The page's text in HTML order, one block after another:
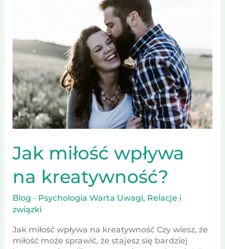
Jak miłość wpływa
na kreatywność?
Blog - Psychologia Warta Uwagi, Relacje i
związki
Jak miłość wpływa na kreatywność Czy wiesz, że
miłość może sprawić, że stajesz się bardziej
kreatywność?